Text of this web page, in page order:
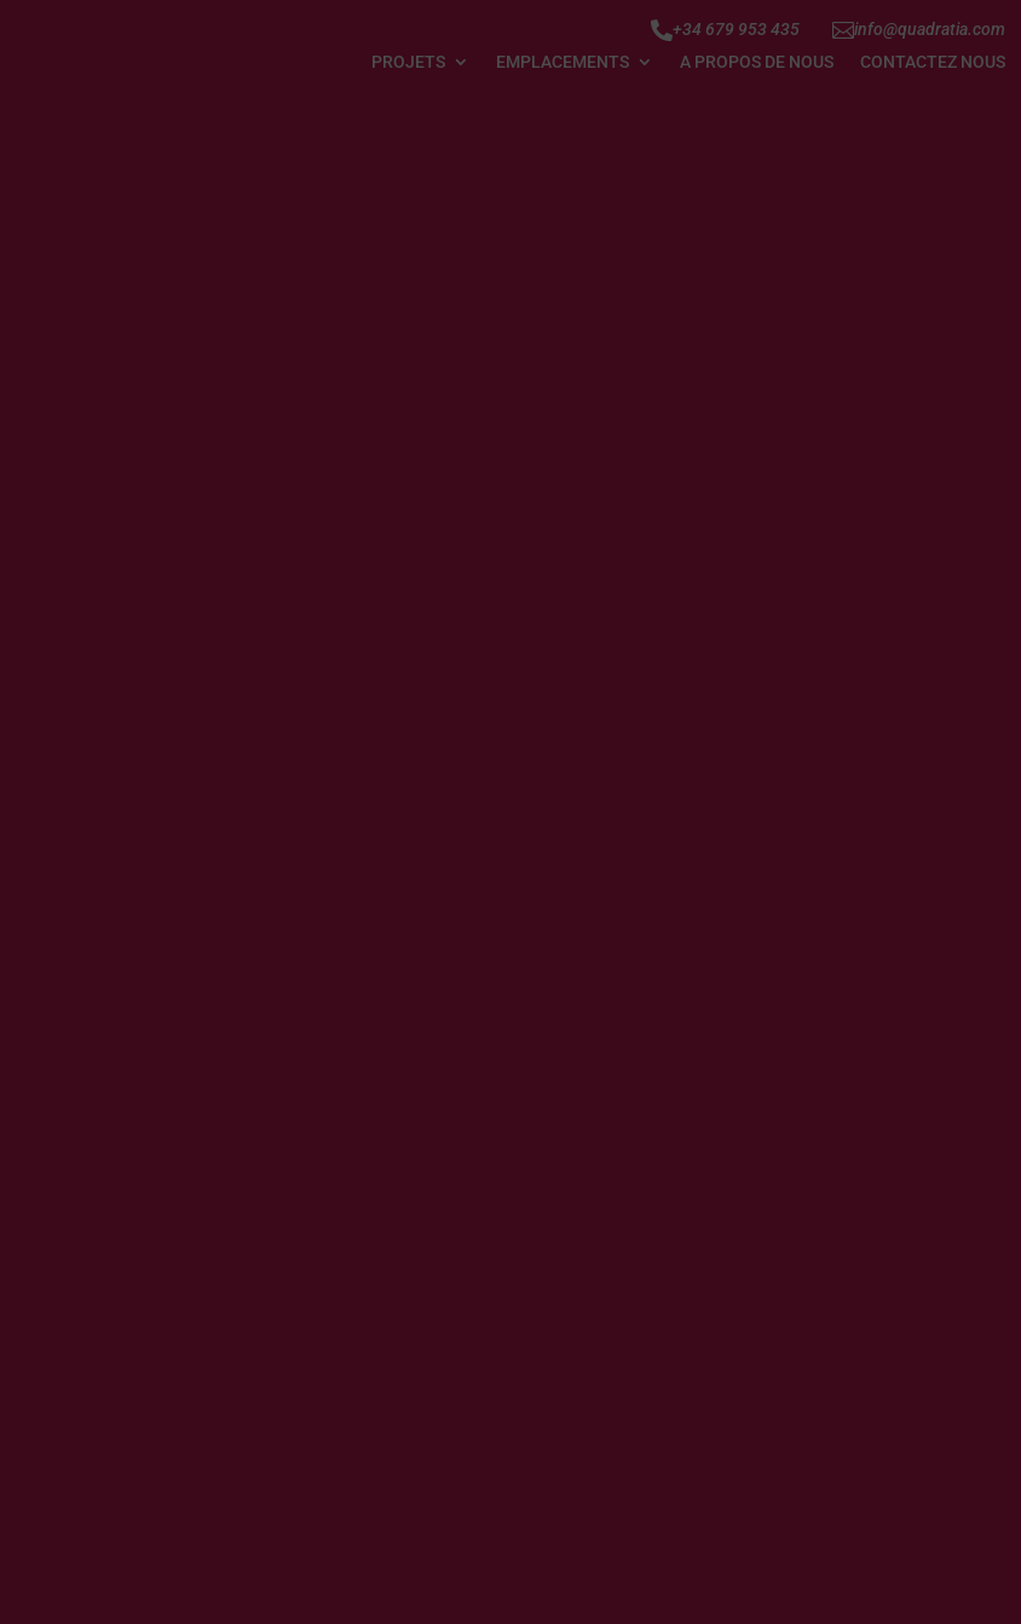
+34 679 953 435 info@quadratia.com
PROJETS
EMPLACEMENTS A PROPOS DE NOUS CONTACTEZ NOUS